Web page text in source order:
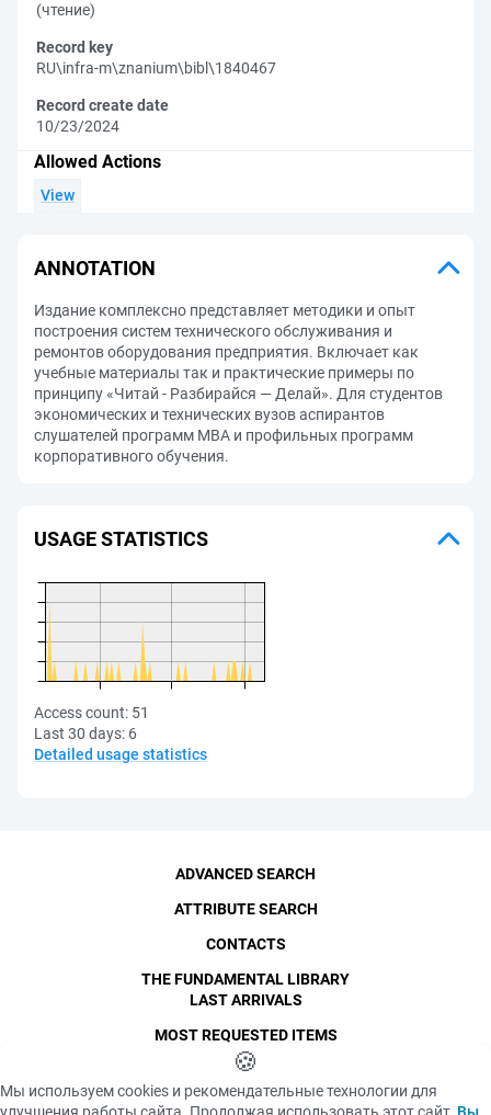
(чтение)
Record key
RU\infra-m\znanium\bibl\1840467
Record create date
10/23/2024
Allowed Actions
View
ANNOTATION
Издание комплексно представляет методики и опыт
построения систем технического обслуживания и
ремонтов оборудования предприятия. Включает как
учебные материалы так и практические примеры по
принципу «Читай - Разбирайся — Делай». Для студентов
экономических и технических вузов аспирантов
слушателей программ МВА и профильных программ
корпоративного обучения.
USAGE STATISTICS
Access count: 51
Last 30 days: 6
Detailed usage statistics
SPbPU, 1996-2026
Copyright and Personal Data
The photographs are
ADVANCED SEARCH
ATTRIBUTE SEARCH
CONTACTS
THE FUNDAMENTAL LIBRARY
LAST ARRIVALS
MOST REQUESTED ITEMS
🍪
Мы используем cookies и рекомендательные технологии для